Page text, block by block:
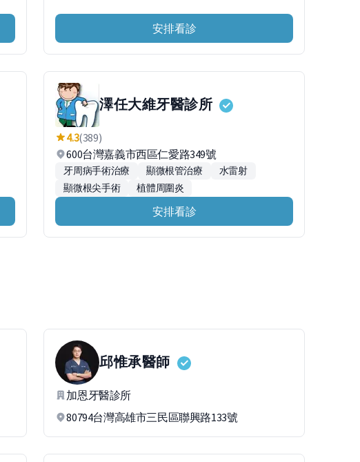
安排看診
澤任大維牙醫診所
4.3(389)
600台灣嘉義市西區仁愛路349號
牙周病手術治療 顯微根管治療
水雷射
顯微根尖手術
植體周圍炎
安排看診
邱惟承醫師
加恩牙醫診所
80794台灣高雄市三民區聯興路133號